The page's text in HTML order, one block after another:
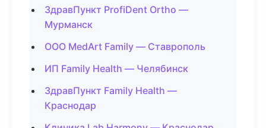
ЗдравПункт ProfiDent Ortho —
Мурманск
ООО MedArt Family — Ставрополь
ИП Family Health — Челябинск
ЗдравПункт Family Health —
Краснодар